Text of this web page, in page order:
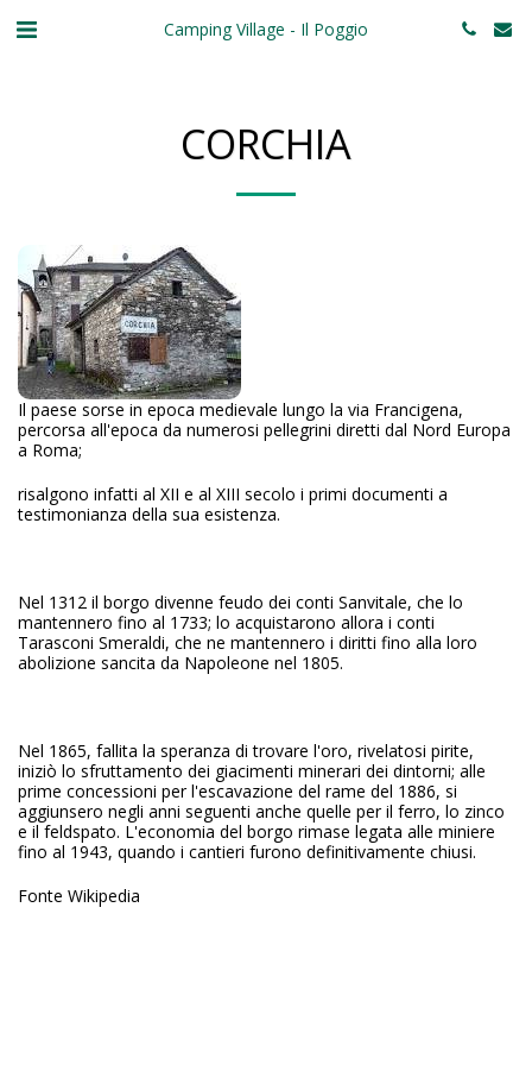
Camping Village - Il Poggio
CORCHIA
Il paese sorse in epoca medievale lungo la via Francigena,
percorsa all'epoca da numerosi pellegrini diretti dal Nord Europa
a Roma;
risalgono infatti al XII e al XIII secolo i primi documenti a
testimonianza della sua esistenza.
Nel 1312 il borgo divenne feudo dei conti Sanvitale, che lo
mantennero fino al 1733; lo acquistarono allora i conti
Tarasconi Smeraldi, che ne mantennero i diritti fino alla loro
abolizione sancita da Napoleone nel 1805.
Nel 1865, fallita la speranza di trovare l'oro, rivelatosi pirite,
iniziò lo sfruttamento dei giacimenti minerari dei dintorni; alle
prime concessioni per l'escavazione del rame del 1886, si
aggiunsero negli anni seguenti anche quelle per il ferro, lo zinco
e il feldspato. L'economia del borgo rimase legata alle miniere
fino al 1943, quando i cantieri furono definitivamente chiusi.
Fonte Wikipedia